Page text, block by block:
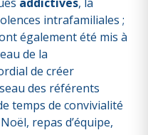
intrafamiliales ;
également été mis à
de la
de créer
des référents
temps de convivialité
repas d’équipe,